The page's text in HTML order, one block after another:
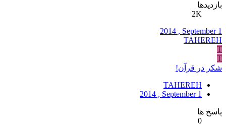
بازدیدها
2K
2014 , September 1
TAHEREH
T
T
شکر در قرآن!
TAHEREH
2014 , September 1
پاسخ ها
0